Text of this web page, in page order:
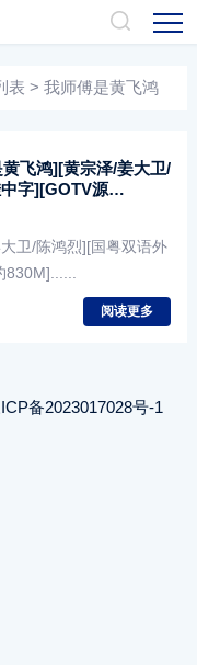
表 > 我师傅是黄飞鸿
飞鸿][黄宗泽/姜大卫/
字][GOTV源
卫/陈鸿烈][国粤双语外
阅读更多
备2023017028号-1